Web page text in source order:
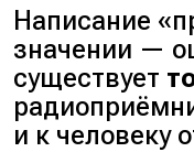
Написание
значении —
существует
и к человеку